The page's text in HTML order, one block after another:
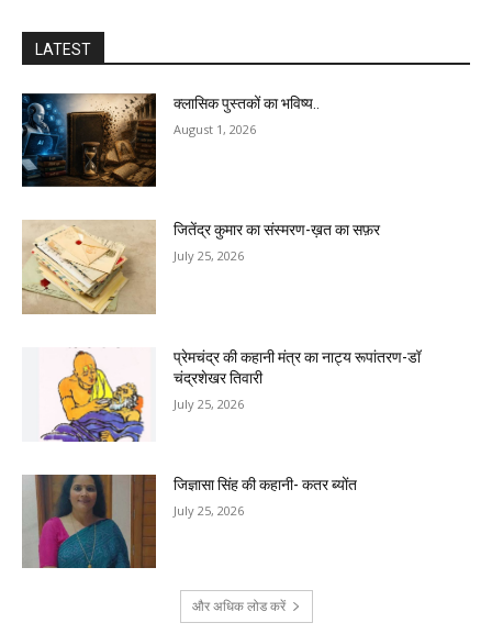
LATEST
क्लासिक पुस्तकों का भविष्य..
August 1, 2026
जितेंद्र कुमार का संस्मरण-ख़त का सफ़र
July 25, 2026
प्रेमचंद्र की कहानी मंत्र का नाट्य रूपांतरण-डॉ
चंद्रशेखर तिवारी
July 25, 2026
जिज्ञासा सिंह की कहानी- कतर ब्योंत
July 25, 2026
और अधिक लोड करें